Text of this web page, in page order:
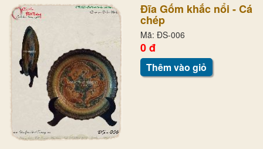
Đĩa Gốm khắc nổi - Cá
chép
Mã: ĐS-006
0 đ
Thêm vào giỏ